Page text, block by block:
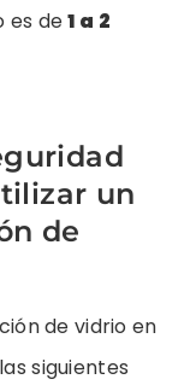
es de1 a 2
un
de
de vidrio en
siguientes